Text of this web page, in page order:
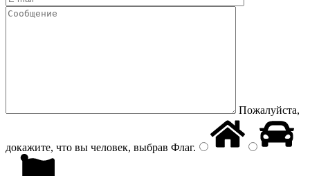
Пожалуйста,
докажите, что вы человек, выбрав Флаг.